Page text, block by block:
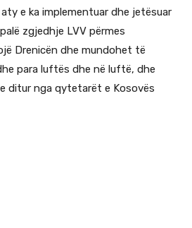
e ka implementuar dhe jetësuar
zgjedhje LVV përmes
Drenicën dhe mundohet të
para luftës dhe në luftë, dhe
ditur nga qytetarët e Kosovës